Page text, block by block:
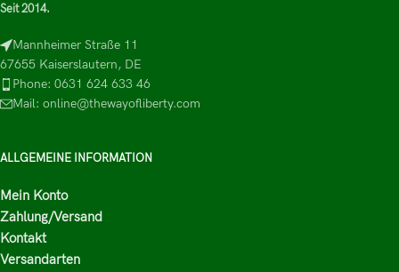
Seit 2014.
Mannheimer Straße 11
67655 Kaiserslautern, DE
Phone: 0631 624 633 46
Mail: online@thewayofliberty.com
ALLGEMEINE INFORMATION
Mein Konto
Zahlung/Versand
Kontakt
Versandarten